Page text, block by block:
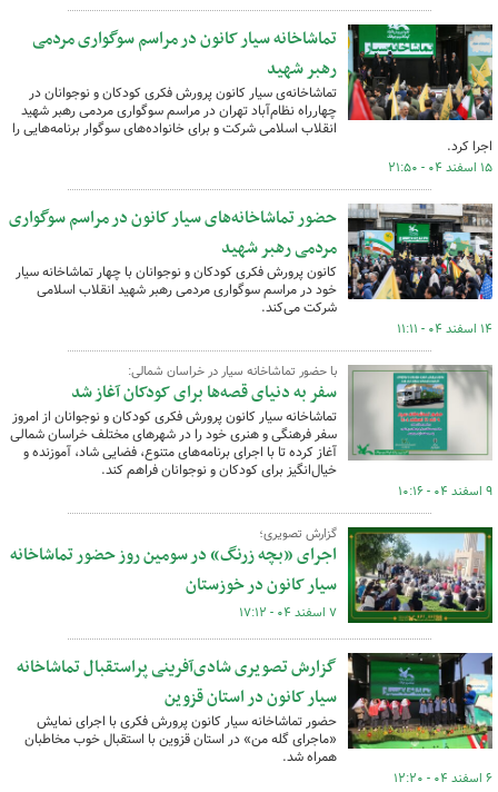
تماشاخانه‌ سیار کانون در مراسم سوگواری مردمی
رهبر شهید
تماشاخانه‌ی سیار کانون پرورش فکری کودکان و نوجوانان در
چهارراه نظام‌آباد تهران در مراسم سوگواری مردمی رهبر شهید
انقلاب اسلامی شرکت و برای خانواده‌های سوگوار برنامه‌هایی را
اجرا کرد.
۱۵ اسفند ۰۴ - ۲۱:۵۰
حضور تماشاخانه‌های سیار کانون در مراسم سوگواری
مردمی رهبر شهید
کانون پرورش فکری کودکان و نوجوانان با چهار تماشاخانه سیار
خود در مراسم سوگواری مردمی رهبر شهید انقلاب اسلامی
شرکت می‌کند.
۱۴ اسفند ۰۴ - ۱۱:۱۱
با حضور تماشاخانه سیار در خراسان شمالی:
سفر به دنیای قصه‌ها برای کودکان آغاز شد
تماشاخانه سیار کانون پرورش فکری کودکان و نوجوانان از امروز
سفر فرهنگی و هنری خود را در شهرهای مختلف خراسان شمالی
آغاز کرده تا با اجرای برنامه‌های متنوع، فضایی شاد، آموزنده و
خیال‌انگیز برای کودکان و نوجوانان فراهم کند.
۹ اسفند ۰۴ - ۱۰:۱۶
گزارش تصویری؛
اجرای «بچه زرنگ» در سومین روز حضور تماشاخانه
سیار کانون در خوزستان
۷ اسفند ۰۴ - ۱۷:۱۲
گزارش تصویری شادی‌آفرینی پراستقبال تماشاخانه
سیار کانون در استان قزوین
حضور تماشاخانه سیار کانون پرورش فکری با اجرای نمایش
«ماجرای گله من» در استان قزوین با استقبال خوب مخاطبان
همراه شد.
۶ اسفند ۰۴ - ۱۲:۲۰